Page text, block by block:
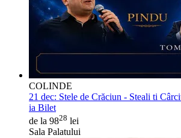
COLINDE
21 dec: Stele de Crăciun - Steali ti
ia Bilet
de la 9828 lei
Sala Palatului